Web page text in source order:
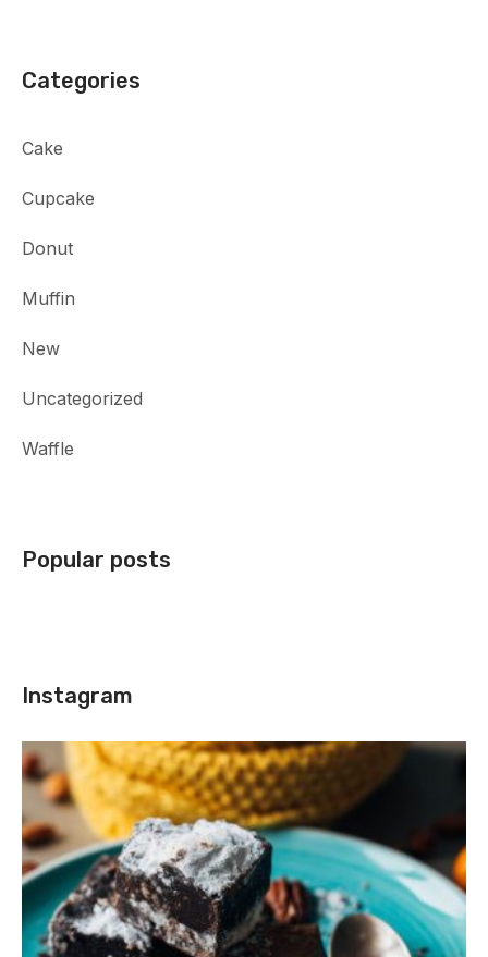
Categories
Cake
Cupcake
Donut
Muffin
New
Uncategorized
Waffle
Popular posts
Instagram